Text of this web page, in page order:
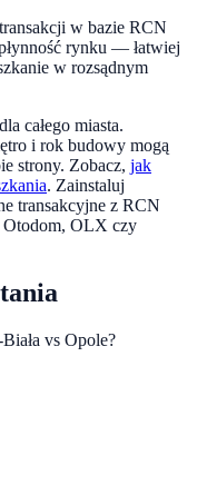
w bazie RCN
rynku — łatwiej
w rozsądnym
całego miasta.
i rok budowy mogą
strony. Zobacz, jak
. Zainstaluj
transakcyjne z RCN
Otodom, OLX czy
vs Opole?